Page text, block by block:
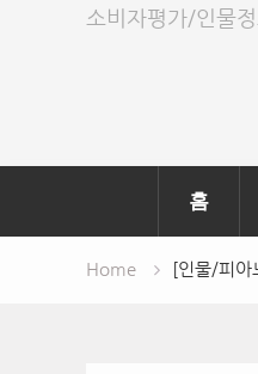
소비자평가/인물
홈
Home [인물/피